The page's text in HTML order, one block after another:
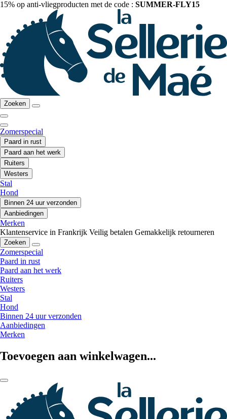
15% op anti-vliegproducten met de code : SUMMER-FLY15
Zoeken
Zomerspecial
Paard in rust
Paard aan het werk
Ruiters
Westers
Stal
Hond
Binnen 24 uur verzonden
Aanbiedingen
Merken
Klantenservice in Frankrijk Veilig betalen Gemakkelijk retourneren
Zoeken
Zomerspecial
Paard in rust
Paard aan het werk
Ruiters
Westers
Stal
Hond
Binnen 24 uur verzonden
Aanbiedingen
Merken
Toevoegen aan winkelwagen...